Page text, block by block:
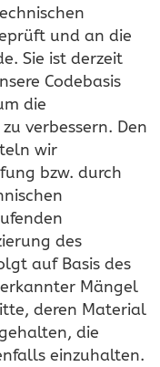
und an die
Sie ist derzeit
Codebasis
die
verbessern. Den
wir
bzw. durch
des
auf Basis des
Mängel
deren Material
die
einzuhalten.